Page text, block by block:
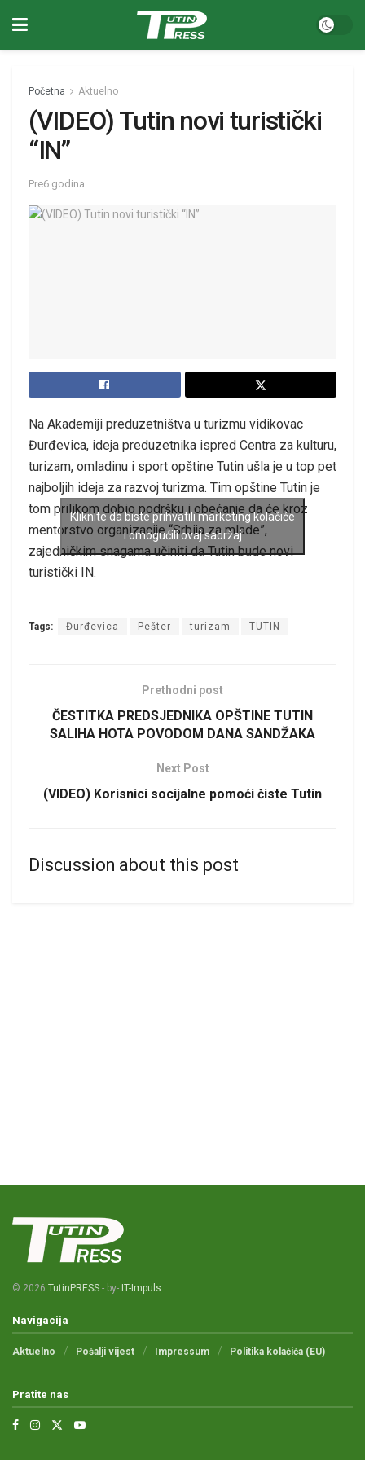
Početna Aktuelno
(VIDEO) Tutin novi turistički
“IN”
Pre6 godina
Na Akademiji preduzetništva u turizmu vidikovac
Đurđevica, ideja preduzetnika ispred Centra za kulturu,
turizam, omladinu i sport opštine Tutin ušla je u top pet
najboljih ideja za razvoj turizma. Tim opštine Tutin je
tom prilikom dobio podršku i obećanje da će kroz
mentorstvo organizacije “Srbija za mlade”,
zajedničkim snagama učiniti da Tutin bude novi
turistički IN.
Kliknite da biste prihvatili marketing kolačiće
i omogućili ovaj sadržaj
Tags: Đurđevica Pešter turizam TUTIN
Prethodni post
ČESTITKA PREDSJEDNIKA OPŠTINE TUTIN
SALIHA HOTA POVODOM DANA SANDŽAKA
Next Post
(VIDEO) Korisnici socijalne pomoći čiste Tutin
Discussion about this post
© 2026 TutinPRESS - by- IT-Impuls
Navigacija
Aktuelno Pošalji vijest Impressum Politika kolačića (EU)
Pratite nas